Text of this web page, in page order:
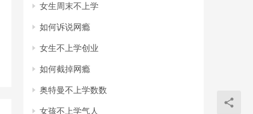
女生周末不上学
如何诉说网瘾
女生不上学创业
如何截掉网瘾
奥特曼不上学数数
女孩不上学气人